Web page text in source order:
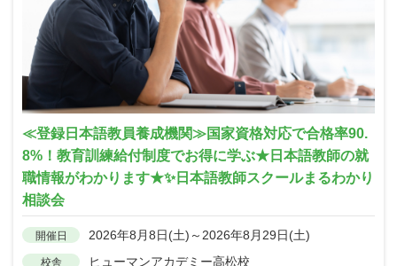
≪登録日本語教員養成機関≫国家資格対応で合格率90.
8%！教育訓練給付制度でお得に学ぶ★日本語教師の就
職情報がわかります★✨日本語教師スクールまるわかり
相談会
開催日 2026年8月8日(土)～2026年8月29日(土)
校舎 ヒューマンアカデミー高松校